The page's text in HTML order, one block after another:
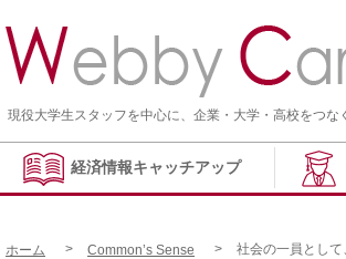
現役大学生スタッフを中心に、企業・大学・高校をつな
経済情報キャッチアップ
ホーム Common’s Sense 社会の一員として